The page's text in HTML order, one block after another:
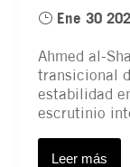
Ene 30
Ahmed al-
transicional
estabilidad
escrutinio
Leer más